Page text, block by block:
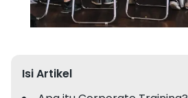
Isi Artikel